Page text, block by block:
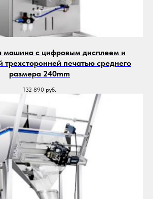
машина с цифровым дисплеем и
трехсторонней печатью среднего
размера 240mm
132 890 руб.